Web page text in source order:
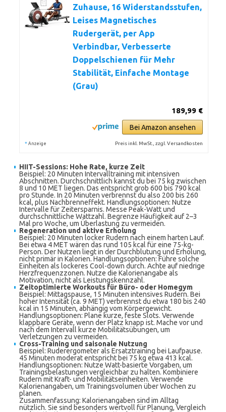
Zuhause, 16 Widerstandsstufen,
Leises Magnetisches
Rudergerät, per App
Verbindbar, Verbesserte
Doppelschienen für Mehr
Stabilität, Einfache Montage
(Grau)
189,99 €
Bei Amazon ansehen
* Anzeige Preis inkl. MwSt., zzgl. Versandkosten
HIIT-Sessions: Hohe Rate, kurze Zeit
Beispiel: 20 Minuten Intervalltraining mit intensiven
Abschnitten. Durchschnittlich kannst du bei 75 kg zwischen
8 und 10 MET liegen. Das entspricht grob 600 bis 790 kcal
pro Stunde. In 20 Minuten verbrennst du also 200 bis 260
kcal, plus Nachbrenneffekt. Handlungsoptionen: Nutze
Intervalle für Zeitersparnis. Messe Peak-Watt und
durchschnittliche Wattzahl. Begrenze Häufigkeit auf 2–3
Mal pro Woche, um Überlastung zu vermeiden.
Regeneration und aktive Erholung
Beispiel: 20 Minuten locker Rudern nach einem harten Lauf.
Bei etwa 4 MET wären das rund 105 kcal für eine 75-kg-
Person. Der Nutzen liegt in der Durchblutung und Erholung,
nicht primär in Kalorien. Handlungsoptionen: Führe solche
Einheiten als lockeres Cool-down durch. Achte auf niedrige
Herzfrequenzzonen. Nutze die Kalorienangabe als
Motivation, nicht als Leistungskennzahl.
Zeitoptimierte Workouts für Büro- oder Homegym
Beispiel: Mittagspause, 15 Minuten intensives Rudern. Bei
hoher Intensität (ca. 9 MET) verbrennst du etwa 180 bis 240
kcal in 15 Minuten, abhängig vom Körpergewicht.
Handlungsoptionen: Plane kurze, feste Slots. Verwende
klappbare Geräte, wenn der Platz knapp ist. Mache vor und
nach dem Intervall kurze Mobilitätsübungen, um
Verletzungen zu vermeiden.
Cross-Training und saisonale Nutzung
Beispiel: Ruderergometer als Ersatztraining bei Laufpause.
45 Minuten moderat entspricht bei 75 kg etwa 413 kcal.
Handlungsoptionen: Nutze Watt-basierte Vorgaben, um
Trainingsbelastungen vergleichbar zu halten. Kombiniere
Rudern mit Kraft- und Mobilitätseinheiten. Verwende
Kalorienangaben, um Trainingsvolumen über Wochen zu
planen.
Zusammenfassung: Kalorienangaben sind im Alltag
nützlich. Sie sind besonders wertvoll für Planung, Vergleich